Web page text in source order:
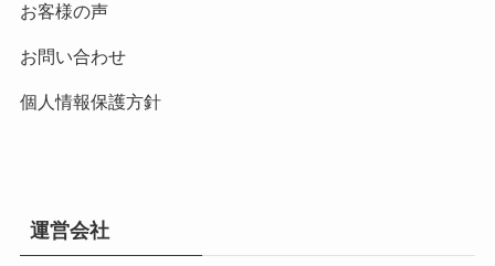
お客様の声
お問い合わせ
個人情報保護方針
運営会社